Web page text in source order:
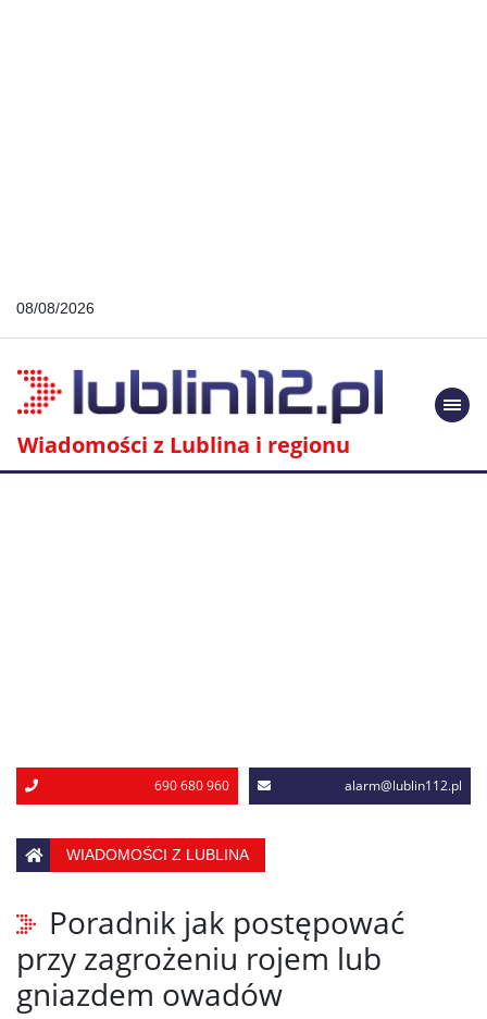
08/08/2026
Wiadomości z Lublina i regionu
690 680 960 alarm@lublin112.pl
WIADOMOŚCI Z LUBLINA
Poradnik jak postępować
przy zagrożeniu rojem lub
gniazdem owadów